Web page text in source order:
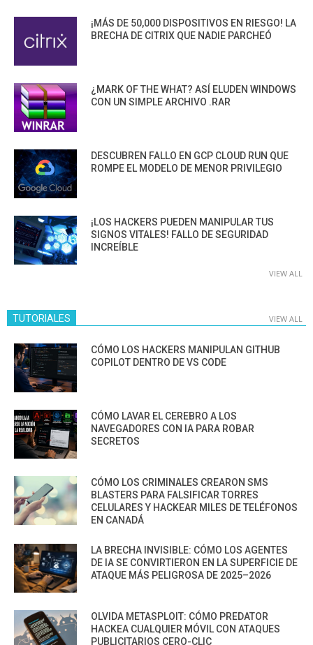
¡MÁS DE 50,000 DISPOSITIVOS EN RIESGO! LA
BRECHA DE CITRIX QUE NADIE PARCHEÓ
¿MARK OF THE WHAT? ASÍ ELUDEN WINDOWS
CON UN SIMPLE ARCHIVO .RAR
DESCUBREN FALLO EN GCP CLOUD RUN QUE
ROMPE EL MODELO DE MENOR PRIVILEGIO
¡LOS HACKERS PUEDEN MANIPULAR TUS
SIGNOS VITALES! FALLO DE SEGURIDAD
INCREÍBLE
VIEW ALL
TUTORIALES VIEW ALL
CÓMO LOS HACKERS MANIPULAN GITHUB
COPILOT DENTRO DE VS CODE
CÓMO LAVAR EL CEREBRO A LOS
NAVEGADORES CON IA PARA ROBAR
SECRETOS
CÓMO LOS CRIMINALES CREARON SMS
BLASTERS PARA FALSIFICAR TORRES
CELULARES Y HACKEAR MILES DE TELÉFONOS
EN CANADÁ
LA BRECHA INVISIBLE: CÓMO LOS AGENTES
DE IA SE CONVIRTIERON EN LA SUPERFICIE DE
ATAQUE MÁS PELIGROSA DE 2025–2026
OLVIDA METASPLOIT: CÓMO PREDATOR
HACKEA CUALQUIER MÓVIL CON ATAQUES
PUBLICITARIOS CERO-CLIC